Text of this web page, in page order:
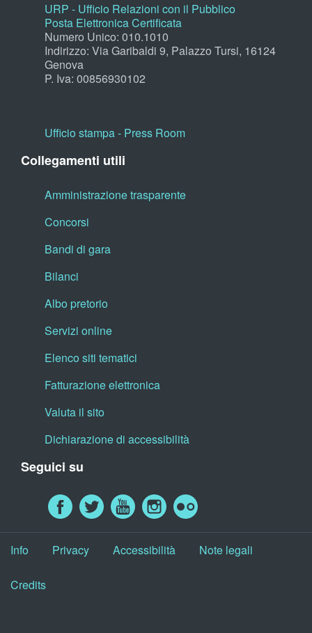
URP - Ufficio Relazioni con il Pubblico
Posta Elettronica Certificata
Numero Unico: 010.1010
Indirizzo: Via Garibaldi 9, Palazzo Tursi, 16124
Genova
P. Iva: 00856930102
Ufficio stampa - Press Room
Collegamenti utili
Amministrazione trasparente
Concorsi
Bandi di gara
Bilanci
Albo pretorio
Servizi online
Elenco siti tematici
Fatturazione elettronica
Valuta il sito
Dichiarazione di accessibilità
Seguici su
Info Privacy Accessibilità Note legali
Credits